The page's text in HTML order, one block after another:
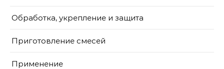
Обработка, укрепление и защита
Приготовление смесей
Применение